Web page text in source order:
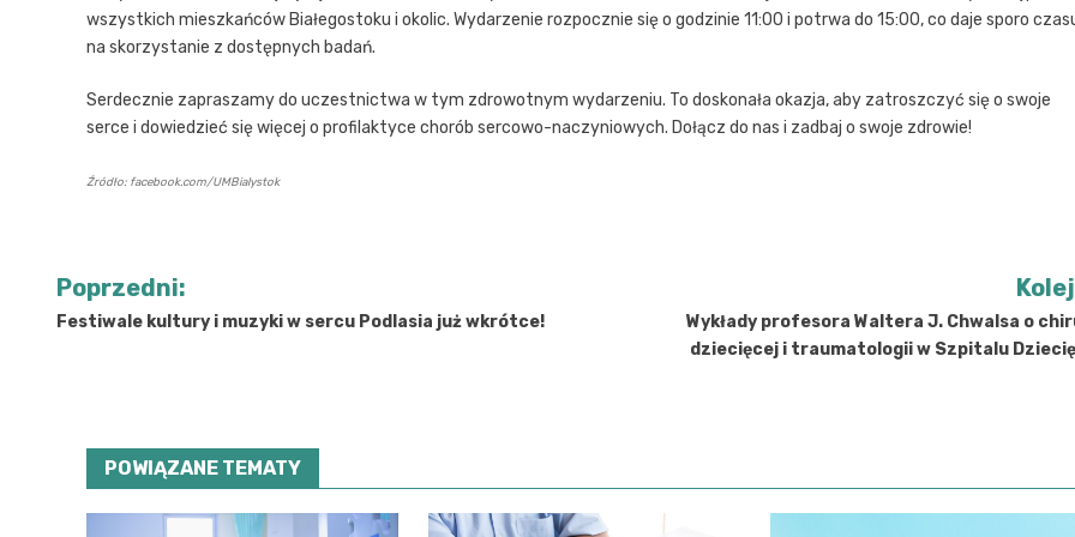
wszystkich mieszkańców Białegostoku i okolic. Wydarzenie rozpocznie się o godzinie 11:00 i potrwa do 15:00, co daje sporo
na skorzystanie z dostępnych badań.
Serdecznie zapraszamy do uczestnictwa w tym zdrowotnym wydarzeniu. To doskonała okazja, aby zatroszczyć się o swoje
serce i dowiedzieć się więcej o profilaktyce chorób sercowo-naczyniowych. Dołącz do nas i zadbaj o swoje zdrowie!
Źródło: facebook.com/UMBialystok
Nawigacja
wpisu
Poprzedni:
Festiwale kultury i muzyki w sercu Podlasia już wkrótce!
Wykłady profesora Waltera J. Chwalsa o
dziecięcej i traumatologii w Szpitalu
POWIĄZANE TEMATY